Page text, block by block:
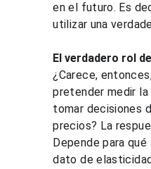
en el futuro. Es
utilizar una
El verdadero rol
¿Carece,
pretender medir
tomar decisiones
precios? La
Depende para
dato de